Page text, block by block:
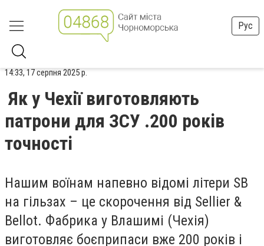
Рус
14:33, 17 серпня 2025 р.
Як у Чехії виготовляють
патрони для ЗСУ .200 років
точності
Нашим воїнам напевно відомі літери SB
на гільзах – це скорочення від Sellier &
Bellot. Фабрика у Влашимі (Чехія)
виготовляє боєприпаси вже 200 років і